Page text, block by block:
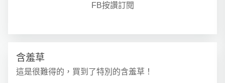
FB按讚訂閱
含羞草
這是很難得的，買到了特別的含羞草！